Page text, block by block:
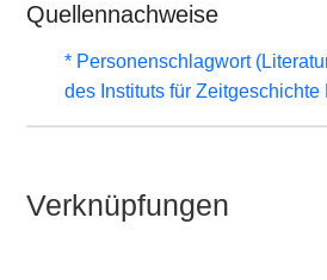
Quellennachweise
* Personenschlagwort
des Instituts für Zeitgeschichte
Verknüpfungen